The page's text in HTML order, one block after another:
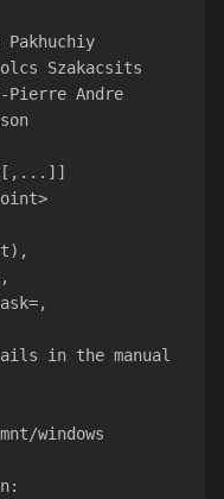
Szakacsits
Pierre Andre
windows